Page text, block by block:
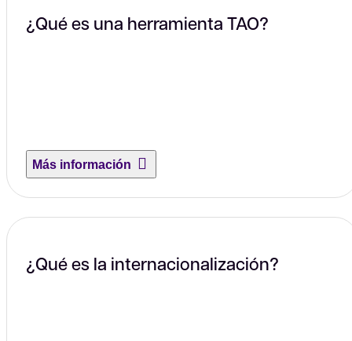
¿Qué es una herramienta TAO?
Más información
¿Qué es la internacionalización?